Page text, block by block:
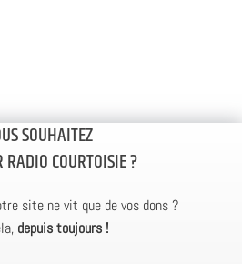
SOUHAITEZ
RADIO COURTOISIE ?
site ne vit que de vos dons ?
depuis toujours !